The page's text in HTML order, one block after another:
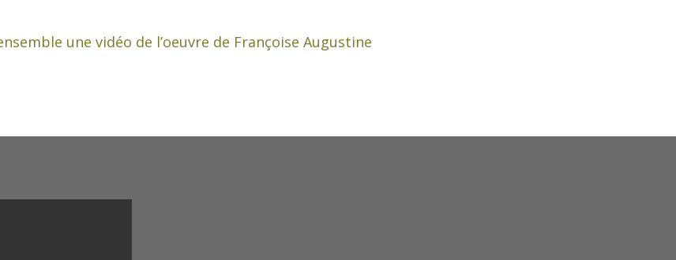
une vidéo de l’oeuvre de Françoise Augustine